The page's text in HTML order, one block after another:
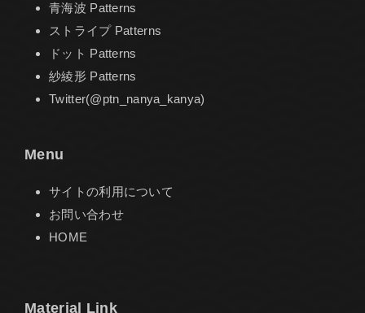
青海波 Patterns
ストライプ Patterns
ドット Patterns
紗綾形 Patterns
Twitter(@ptn_nanya_kanya)
Menu
サイトの利用について
お問い合わせ
HOME
Material Link